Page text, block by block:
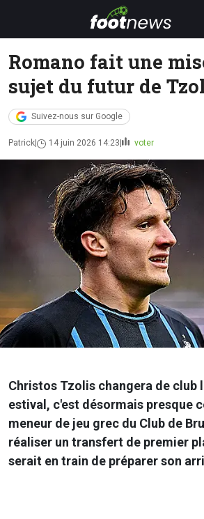
Romano fait une
sujet du futur de
Suivez-nous sur Google
Patrick 14 juin 2026 14:23 voter
Christos Tzolis changera de club
estival, c'est désormais presque
meneur de jeu grec du Club de
réaliser un transfert de premier
serait en train de préparer son